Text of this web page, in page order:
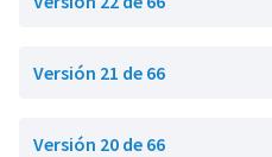
Versión 21 de 66
Versión 20 de 66